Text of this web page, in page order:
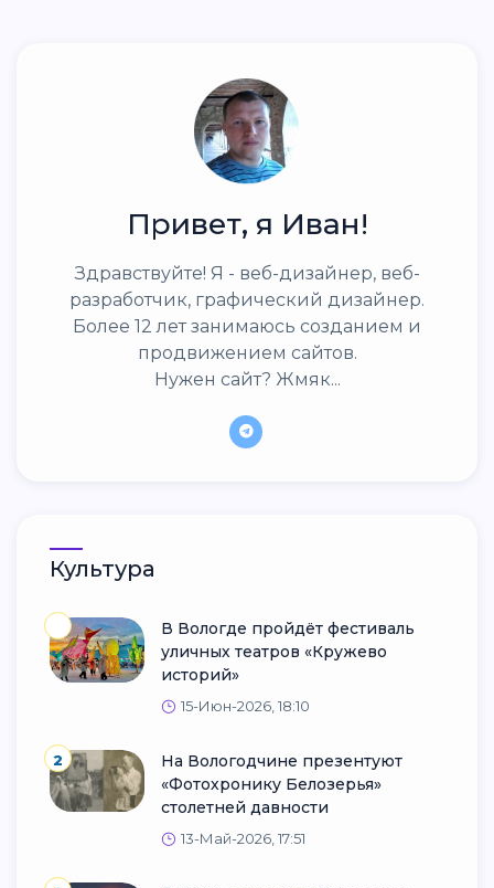
Привет, я Иван!
Здравствуйте! Я - веб-дизайнер, веб-
разработчик, графический дизайнер.
Более 12 лет занимаюсь созданием и
продвижением сайтов.
Нужен сайт? Жмяк...
Культура
В Вологде пройдёт фестиваль
уличных театров «Кружево
историй»
15-Июн-2026, 18:10
2
На Вологодчине презентуют
«Фотохронику Белозерья»
столетней давности
13-Май-2026, 17:51